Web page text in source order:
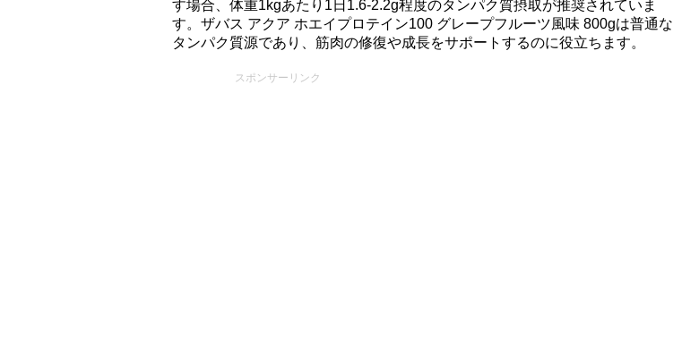
す場合、体重1kgあたり1日1.6-2.2g程度のタンパク質摂取が推奨されていま
す。ザバス アクア ホエイプロテイン100 グレープフルーツ風味 800gは普通な
タンパク質源であり、筋肉の修復や成長をサポートするのに役立ちます。
スポンサーリンク